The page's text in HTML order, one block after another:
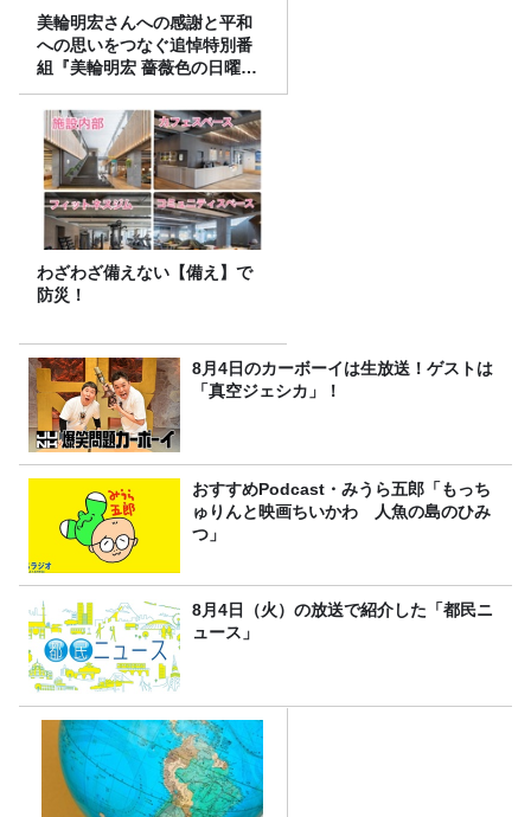
美輪明宏さんへの感謝と平和
への思いをつなぐ追悼特別番
組『美輪明宏 薔薇色の日曜日
～ごきげんよう、ルンルン
～』8/9（日）16時放送
わざわざ備えない【備え】で
防災！
8月4日のカーボーイは生放送！ゲストは
「真空ジェシカ」！
おすすめPodcast・みうら五郎「もっち
ゅりんと映画ちいかわ 人魚の島のひみ
つ」
8月4日（火）の放送で紹介した「都民ニ
ュース」